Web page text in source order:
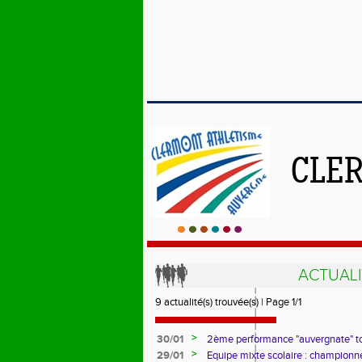
9 actualité(s) trouvée(s) | Page 1/1
30/01 >
2ème performance "auvergnate"
CHAUSSINAND !
29/01 >
Equipe mixte scolaire :